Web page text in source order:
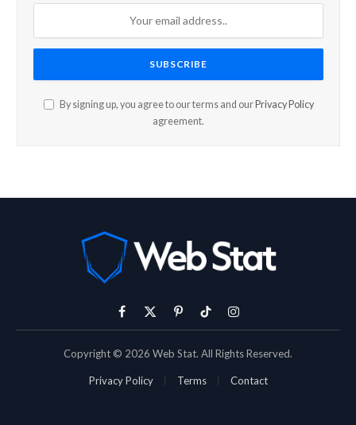
By signing up, you agree to our terms and our Privacy Policy
agreement.
Facebook
X
PinterestTikTokInstagram
Copyright © 2026 Web Stat. All Rights Reserved.
Privacy Policy Terms Contact